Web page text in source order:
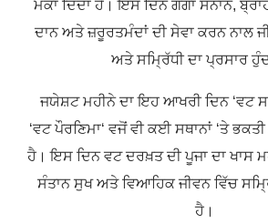
ਮੌਕਾ ਦਿੰਦਾ ਹੈ। ਇਸ ਦਿਨ ਗੰਗਾ ਸਨਾਨ,
ਦਾਨ ਅਤੇ ਜ਼ਰੂਰਤਮੰਦਾਂ ਦੀ ਸੇਵਾ ਕਰਨ ਨਾਲ
ਅਤੇ ਸਮ੍ਰਿੱਧੀ ਦਾ ਪ੍ਰਸਾਰ
ਜਯੇਸ਼ਟ ਮਹੀਨੇ ਦਾ ਇਹ ਆਖਰੀ ਦਿਨ ‘ਵਟ
‘ਵਟ ਪੌਰਣਿਮਾ‘ ਵਜੋਂ ਵੀ ਕਈ ਸਥਾਨਾਂ ‘ਤੇ
ਹੈ। ਇਸ ਦਿਨ ਵਟ ਦਰਖ਼ਤ ਦੀ ਪੂਜਾ ਦਾ ਖਾਸ
ਸੰਤਾਨ ਸੁਖ ਅਤੇ ਵਿਆਹਿਕ ਜੀਵਨ ਵਿੱਚ
ਹੈ।